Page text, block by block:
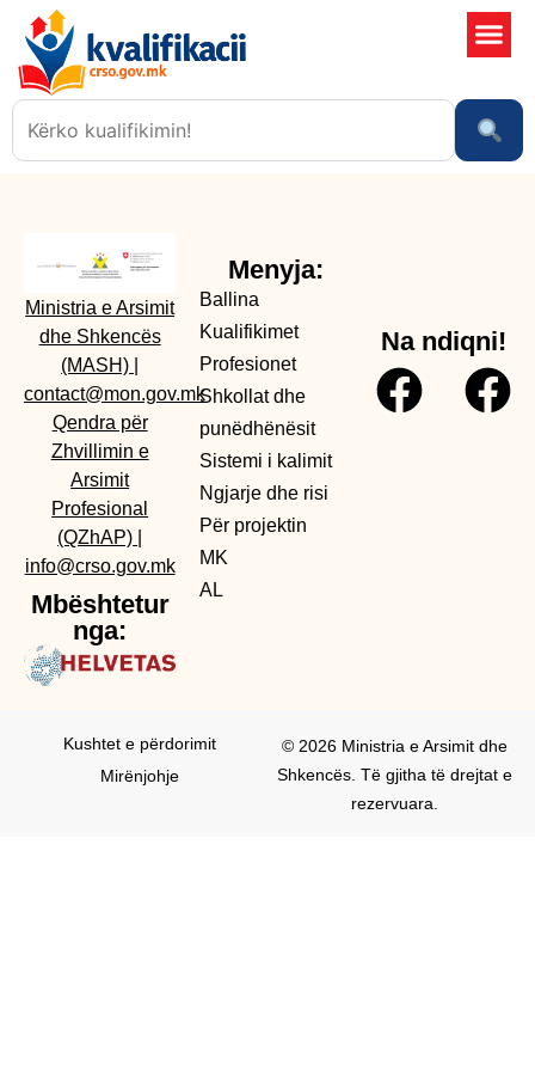
Ministria e Arsimit
dhe Shkencës
(MASH)
contact@mon.gov.mk
Qendra për
Zhvillimin e
Arsimit
Profesional
(QZhAP)
info@crso.gov.mk
Mbështetur
nga:
Menyja:
Ballina
Kualifikimet
Profesionet
Shkollat dhe
punëdhënësit
Sistemi i kalimit
Ngjarje dhe risi
Për projektin
MK
AL
Na ndiqni!
© 2026 Ministria e Arsimit dhe
Shkencës. Të gjitha të drejtat e
rezervuara.
Kushtet e përdorimit
Mirënjohje